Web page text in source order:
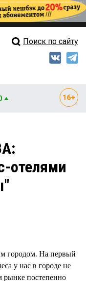
выпуск
Поиск по сайту
отелями
городом. На первый
у нас в городе не
рынке постепенно